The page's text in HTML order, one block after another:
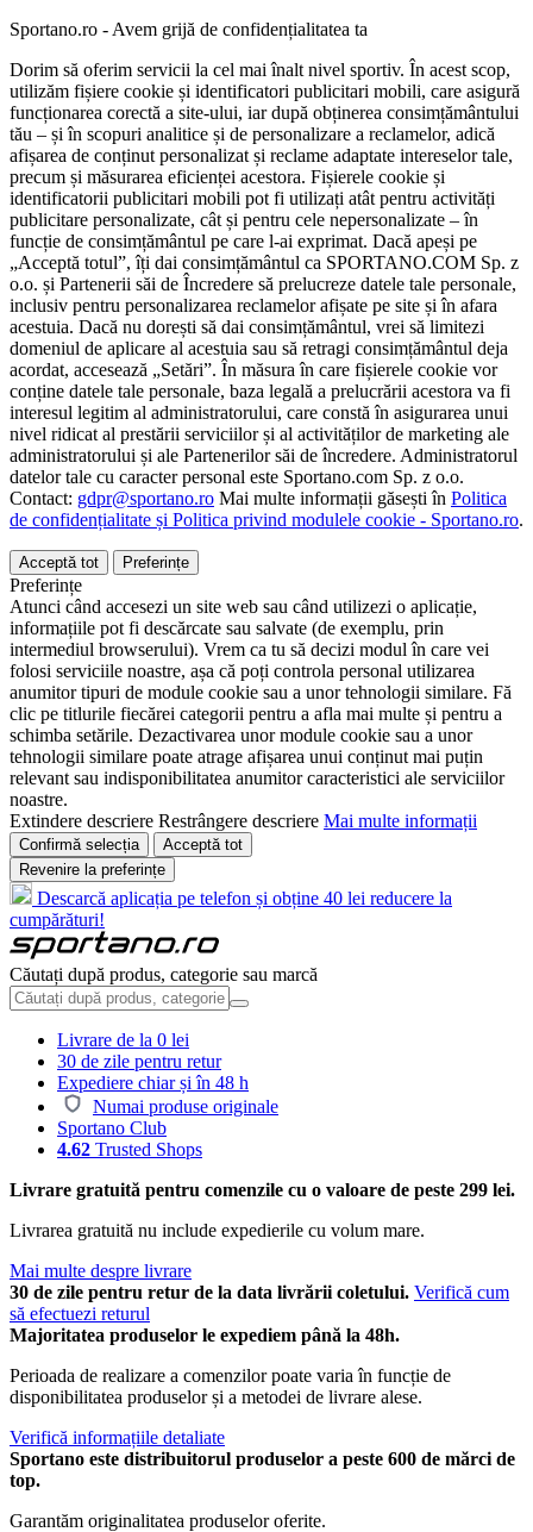
Sportano.ro - Avem grijă de confidențialitatea ta
Dorim să oferim servicii la cel mai înalt nivel sportiv. În acest scop,
utilizăm fișiere cookie și identificatori publicitari mobili, care asigură
funcționarea corectă a site-ului, iar după obținerea consimțământului
tău – și în scopuri analitice și de personalizare a reclamelor, adică
afișarea de conținut personalizat și reclame adaptate intereselor tale,
precum și măsurarea eficienței acestora. Fișierele cookie și
identificatorii publicitari mobili pot fi utilizați atât pentru activități
publicitare personalizate, cât și pentru cele nepersonalizate – în
funcție de consimțământul pe care l-ai exprimat. Dacă apeși pe
„Acceptă totul”, îți dai consimțământul ca SPORTANO.COM Sp. z
o.o. și Partenerii săi de Încredere să prelucreze datele tale personale,
inclusiv pentru personalizarea reclamelor afișate pe site și în afara
acestuia. Dacă nu dorești să dai consimțământul, vrei să limitezi
domeniul de aplicare al acestuia sau să retragi consimțământul deja
acordat, accesează „Setări”. În măsura în care fișierele cookie vor
conține datele tale personale, baza legală a prelucrării acestora va fi
interesul legitim al administratorului, care constă în asigurarea unui
nivel ridicat al prestării serviciilor și al activităților de marketing ale
administratorului și ale Partenerilor săi de încredere. Administratorul
datelor tale cu caracter personal este Sportano.com Sp. z o.o.
Contact: gdpr@sportano.ro Mai multe informații găsești în Politica
de confidențialitate și Politica privind modulele cookie - Sportano.ro.
Acceptă tot Preferințe
Preferințe
Atunci când accesezi un site web sau când utilizezi o aplicație,
informațiile pot fi descărcate sau salvate (de exemplu, prin
intermediul browserului). Vrem ca tu să decizi modul în care vei
folosi serviciile noastre, așa că poți controla personal utilizarea
anumitor tipuri de module cookie sau a unor tehnologii similare. Fă
clic pe titlurile fiecărei categorii pentru a afla mai multe și pentru a
schimba setările. Dezactivarea unor module cookie sau a unor
tehnologii similare poate atrage afișarea unui conținut mai puțin
relevant sau indisponibilitatea anumitor caracteristici ale serviciilor
noastre.
Extindere descriere Restrângere descriere Mai multe informații
Confirmă selecția
Acceptă tot
Revenire la preferințe
Descarcă aplicația pe telefon și obține 40 lei reducere la
cumpărături!
Căutați după produs, categorie sau marcă
Livrare de la 0 lei
30 de zile pentru retur
Expediere chiar și în 48 h
Numai produse originale
Sportano Club
4.62 Trusted Shops
Livrare gratuită pentru comenzile cu o valoare de peste 299 lei.
Livrarea gratuită nu include expedierile cu volum mare.
Mai multe despre livrare
30 de zile pentru retur de la data livrării coletului. Verifică cum
să efectuezi returul
Majoritatea produselor le expediem până la 48h.
Perioada de realizare a comenzilor poate varia în funcție de
disponibilitatea produselor și a metodei de livrare alese.
Verifică informațiile detaliate
Sportano este distribuitorul produselor a peste 600 de mărci de
top.
Garantăm originalitatea produselor oferite.